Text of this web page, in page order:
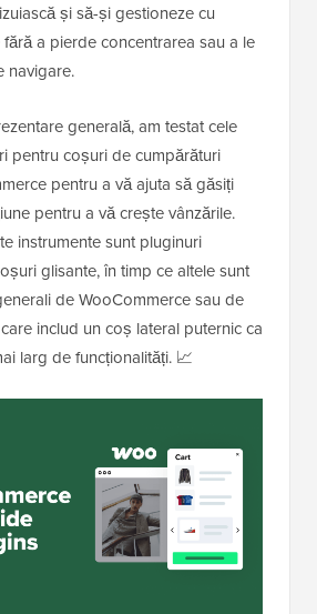
și să-și gestioneze cu
a pierde concentrarea sau a le
navigare.
generală, am testat cele
pentru coșuri de cumpărături
pentru a vă ajuta să găsiți
pentru a vă crește vânzările.
instrumente sunt pluginuri
glisante, în timp ce altele sunt
de WooCommerce sau de
includ un coș lateral puternic ca
larg de funcționalități. 📈